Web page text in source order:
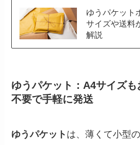
ゆうパケット
サイズや送料
解説
ゆうパケット：A4サイズ
不要で手軽に発送
ゆうパケット は、薄くて小型